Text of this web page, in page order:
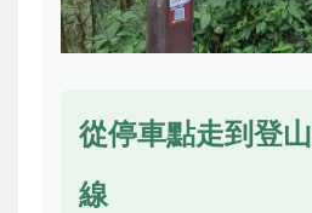
從停車點走到登
線